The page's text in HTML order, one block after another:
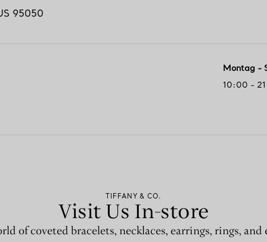
95050
Montag -
10:00 -
TIFFANY & CO.
Visit Us In-store
of coveted bracelets, necklaces, earrings, rings,